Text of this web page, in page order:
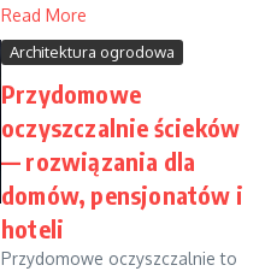
Read More
Architektura ogrodowa
Przydomowe
oczyszczalnie ścieków
— rozwiązania dla
domów, pensjonatów i
hoteli
Przydomowe oczyszczalnie to